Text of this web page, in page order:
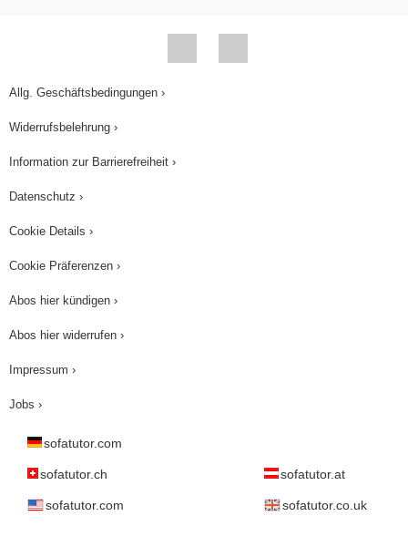
Allg. Geschäftsbedingungen ›
Widerrufsbelehrung ›
Information zur Barrierefreiheit ›
Datenschutz ›
Cookie Details ›
Cookie Präferenzen ›
Abos hier kündigen ›
Abos hier widerrufen ›
Impressum ›
Jobs ›
sofatutor.com
sofatutor.ch sofatutor.at
sofatutor.com sofatutor.co.uk